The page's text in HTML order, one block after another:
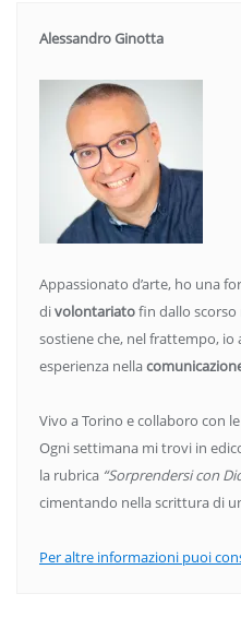
Alessandro Ginotta
Appassionato d’arte, ho una
divolontariatofin dallo scorso
sostiene che, nel frattempo,
esperienza nella
Vivo a Torino e collaboro con
Ogni settimana mi trovi in
la rubrica “Sorprendersi con
cimentando nella scrittura di
Per altre informazioni puoi